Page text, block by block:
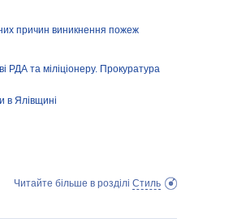
причин виникнення пожеж
РДА та міліціонеру. Прокуратура
в Ялівщині
Читайте більше в розділі Стиль